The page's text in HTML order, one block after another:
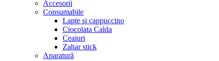
Accesorii
Consumabile
Lapte si cappuccino
Ciocolata Calda
Ceaiuri
Zahar stick
Aparatură